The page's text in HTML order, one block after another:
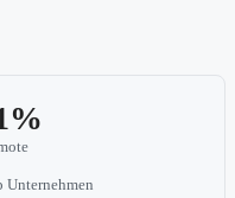
Unternehmen